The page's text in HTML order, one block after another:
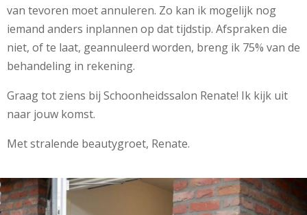
van tevoren moet annuleren. Zo kan ik mogelijk nog
iemand anders inplannen op dat tijdstip. Afspraken die
niet, of te laat, geannuleerd worden, breng ik 75% van de
behandeling in rekening.
Graag tot ziens bij Schoonheidssalon Renate! Ik kijk uit
naar jouw komst.
Met stralende beautygroet, Renate.